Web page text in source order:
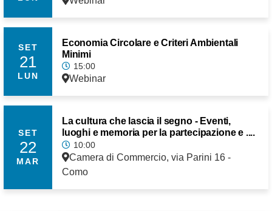
SET
21
LUN
Economia Circolare e Criteri Ambientali
Minimi
15:00
Webinar
SET
22
MAR
La cultura che lascia il segno - Eventi,
luoghi e memoria per la partecipazione e ....
10:00
Camera di Commercio, via Parini 16 -
Como